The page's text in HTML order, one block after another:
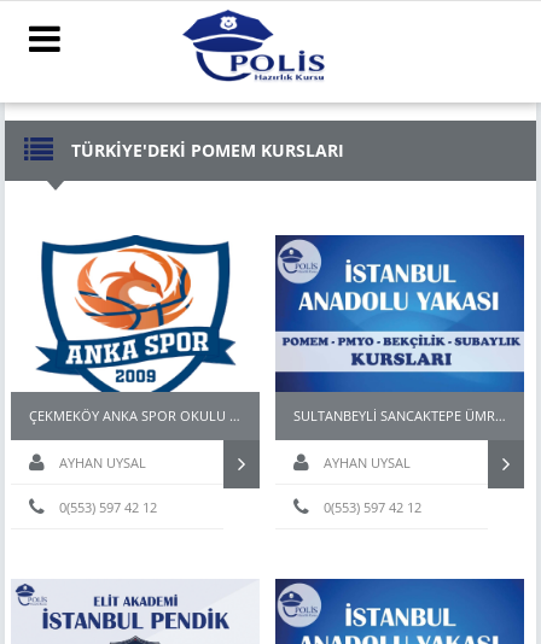
TÜRKİYE'DEKİ POMEM KURSLARI
ÇEKMEKÖY ANKA SPOR OKULU POMEM PMYO BEKÇİ HAZIRLIK KURSU
AYHAN UYSAL
0(553) 597 42 12
SULTANBEYLİ SANCAKTEPE ÜMRANİYE POMEM PMYO PARKUR HAZIRLIK KURSU
AYHAN UYSAL
0(553) 597 42 12